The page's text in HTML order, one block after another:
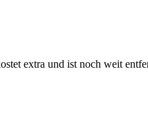
extra und ist noch weit